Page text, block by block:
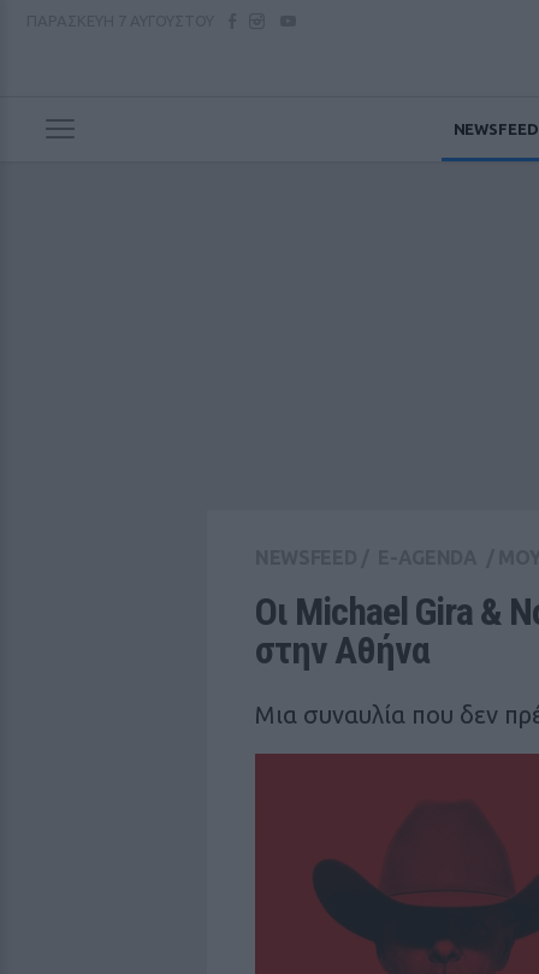
NEWSFEED
Οι Michael Gira &
στην Αθήνα
Μια συναυλία που δεν